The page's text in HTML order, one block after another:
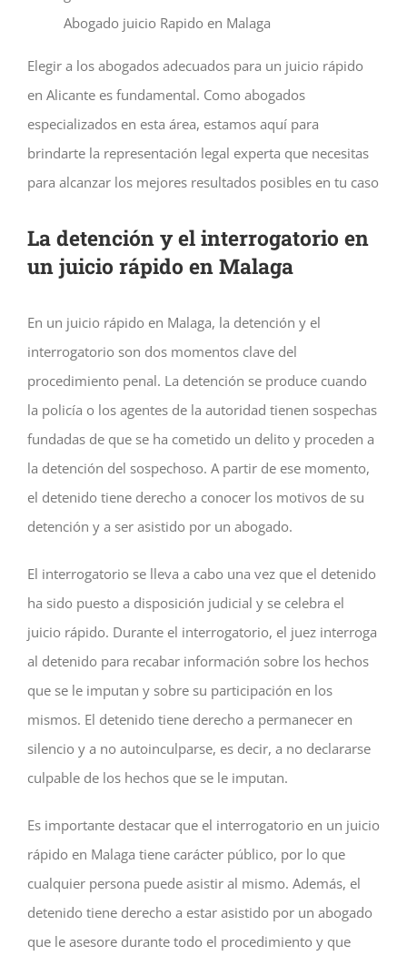
Abogado juicio Rapido en Malaga
Elegir a los abogados adecuados para un juicio rápido
en Alicante es fundamental. Como abogados
especializados en esta área, estamos aquí para
brindarte la representación legal experta que necesitas
para alcanzar los mejores resultados posibles en tu caso
La detención y el interrogatorio en
un juicio rápido en Malaga
En un juicio rápido en Malaga, la detención y el
interrogatorio son dos momentos clave del
procedimiento penal. La detención se produce cuando
la policía o los agentes de la autoridad tienen sospechas
fundadas de que se ha cometido un delito y proceden a
la detención del sospechoso. A partir de ese momento,
el detenido tiene derecho a conocer los motivos de su
detención y a ser asistido por un abogado.
El interrogatorio se lleva a cabo una vez que el detenido
ha sido puesto a disposición judicial y se celebra el
juicio rápido. Durante el interrogatorio, el juez interroga
al detenido para recabar información sobre los hechos
que se le imputan y sobre su participación en los
mismos. El detenido tiene derecho a permanecer en
silencio y a no autoinculparse, es decir, a no declararse
culpable de los hechos que se le imputan.
Es importante destacar que el interrogatorio en un juicio
rápido en Malaga tiene carácter público, por lo que
cualquier persona puede asistir al mismo. Además, el
detenido tiene derecho a estar asistido por un abogado
que le asesore durante todo el procedimiento y que